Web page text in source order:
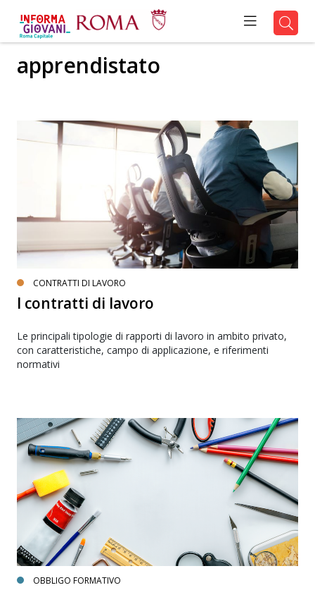
apprendistato
CONTRATTI DI LAVORO
I contratti di lavoro
Le principali tipologie di rapporti di lavoro in ambito privato,
con caratteristiche, campo di applicazione, e riferimenti
normativi
OBBLIGO FORMATIVO